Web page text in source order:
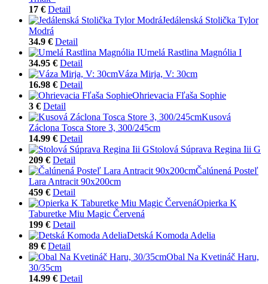
17 € Detail
Jedálenská Stolička Tylor
Modrá
34.9 € Detail
Umelá Rastlina Magnólia I
34.95 € Detail
Váza Mirja, V: 30cm
16.98 € Detail
Ohrievacia Fľaša Sophie
3 € Detail
Kusová
Záclona Tosca Store 3, 300/245cm
14.99 € Detail
Stolová Súprava Regina Iii G
209 € Detail
Čalúnená Posteľ
Lara Antracit 90x200cm
459 € Detail
Opierka K
Taburetke Miu Magic Červená
199 € Detail
Detská Komoda Adelia
89 € Detail
Obal Na Kvetináč Haru,
30/35cm
14.99 € Detail